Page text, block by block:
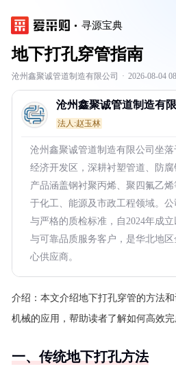
寻源宝典
地下打孔穿管指南
沧州鑫聚诚管道制造有限公司 · 2026-08-04
沧州鑫聚诚管道制造有
法人:赵玉林
沧州鑫聚诚管道制造有限公司坐
经济开发区，深耕衬塑管道、防腐
产品涵盖钢衬聚丙烯、聚四氟乙
于化工、能源及市政工程领域。
与严格的质检标准，自2024年成
与可靠品质服务客户，是华北地
心供应商。
介绍： 本文介绍地下打孔穿管的方法
机械的应用，帮助读者了解如何高效完
一、传统地下打孔方法